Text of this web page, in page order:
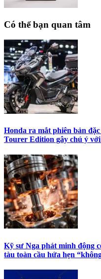
Có thể bạn quan tâm
Honda ra mắt phiên bản
Tourer Edition gây chú ý
Kỹ sư Nga phát minh động
tàu toàn cầu hứa hẹn